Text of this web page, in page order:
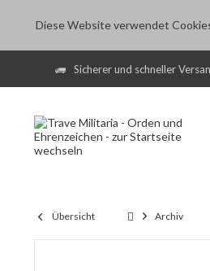
Diese Website verwendet
Sicherer und schneller
Übersicht Archiv